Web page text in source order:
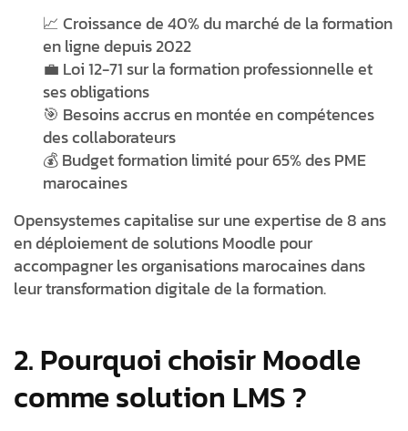
📈 Croissance de 40% du marché de la formation
en ligne depuis 2022
💼 Loi 12-71 sur la formation professionnelle et
ses obligations
🎯 Besoins accrus en montée en compétences
des collaborateurs
💰 Budget formation limité pour 65% des PME
marocaines
Opensystemes capitalise sur une expertise de 8 ans
en déploiement de solutions Moodle pour
accompagner les organisations marocaines dans
leur transformation digitale de la formation.
2. Pourquoi choisir Moodle
comme solution LMS ?